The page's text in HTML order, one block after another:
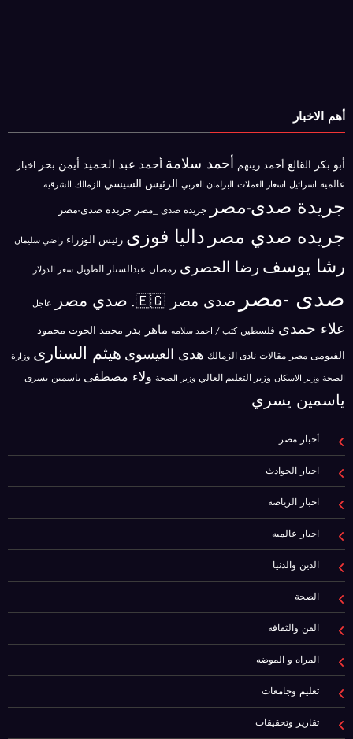
أهم الاخبار
أبو بكر القالع أحمد زينهم أحمد سلامة أحمد عبد الحميد أيمن بحر اخبار
عالميه اسرائيل اسعار العملات البرلمان العربي الرئيس السيسي الزمالك الشرقيه
جريدة صدى-مصر جريدة صدى _مصر جريده صدى-مصر
جريده صدي مصر داليا فوزى رئيس الوزراء راضي سليمان
رشا يوسف رضا الحصرى رمضان عبدالستار الطويل سعر الدولار
صدى -مصر صدى مصر 🇪🇬. صدي مصر عاجل
علاء حمدى فلسطين كتب / احمد سلامه ماهر بدر محمد الحوت محمود
الفيومى مصر مقالات نادى الزمالك هدى العيسوى هيثم السنارى وزارة
الصحة وزير الاسكان وزير التعليم العالي وزير الصحة ولاء مصطفى ياسمين يسرى
ياسمين يسري
أخبار مصر
اخبار الحوادث
اخبار الرياضة
اخبار عالميه
الدين والدنيا
الصحة
الفن والثقافه
المراه و الموضه
تعليم وجامعات
تقارير وتحقيقات